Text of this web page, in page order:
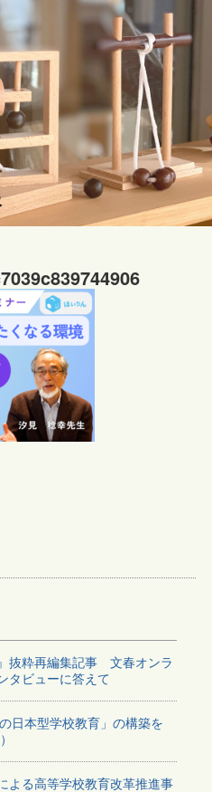
抜粋再編集記事 文春オンラ
ビューに答えて
日本型学校教育」の構築を
よる高等学校教育改革推進事